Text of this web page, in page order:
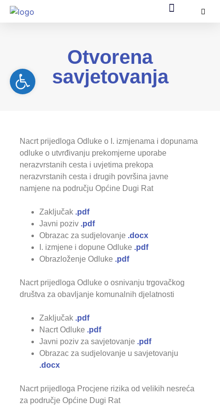
Otvorena
savjetovanja
Nacrt prijedloga Odluke o I. izmjenama i dopunama
odluke o utvrđivanju prekomjerne uporabe
nerazvrstanih cesta i uvjetima prekopa
nerazvrstanih cesta i drugih površina javne
namjene na području Općine Dugi Rat
Zaključak .pdf
Javni poziv .pdf
Obrazac za sudjelovanje .docx
I. izmjene i dopune Odluke .pdf
Obrazloženje Odluke .pdf
Nacrt prijedloga Odluke o osnivanju trgovačkog
društva za obavljanje komunalnih djelatnosti
Zaključak .pdf
Nacrt Odluke .pdf
Javni poziv za savjetovanje .pdf
Obrazac za sudjelovanje u savjetovanju
.docx
Nacrt prijedloga Procjene rizika od velikih nesreća
za područje Općine Dugi Rat
Open toolbar